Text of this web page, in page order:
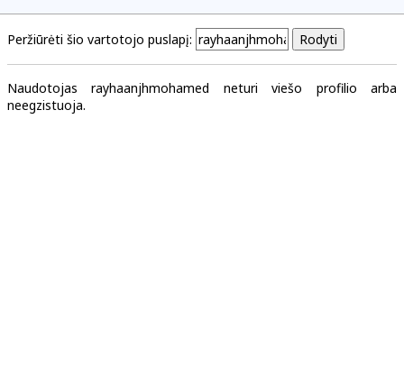
Peržiūrėti šio vartotojo puslapį:
Naudotojas rayhaanjhmohamed neturi viešo profilio arba
neegzistuoja.